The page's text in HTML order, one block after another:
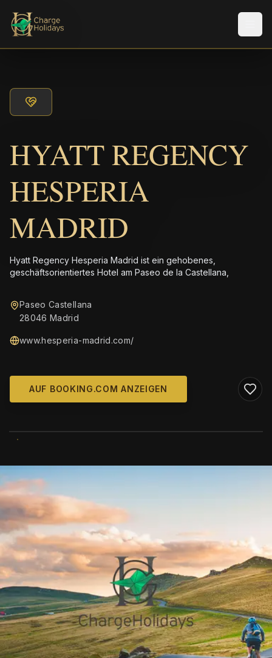
HYATT REGENCY
HESPERIA
MADRID
Hyatt Regency Hesperia Madrid ist ein gehobenes,
geschäftsorientiertes Hotel am Paseo de la Castellana,
Paseo Castellana
28046 Madrid
www.hesperia-madrid.com/
AUF BOOKING.COM ANZEIGEN